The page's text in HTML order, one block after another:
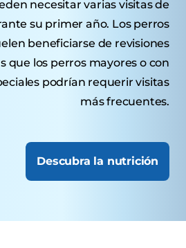
necesitar varias visitas de
su primer año. Los perros
beneficiarse de revisiones
que los perros mayores o con
podrían requerir visitas
más frecuentes.
Descubra la nutrición